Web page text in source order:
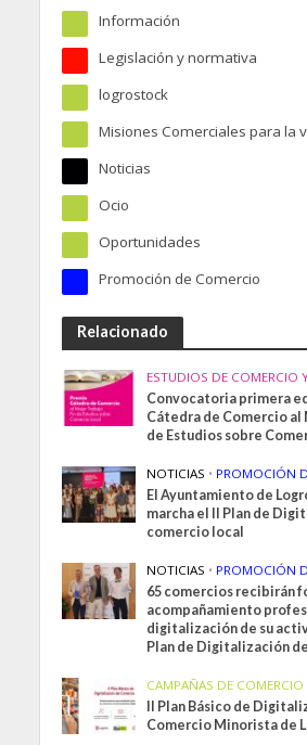
Información
Legislación y normativa
logrostock
Misiones Comerciales para la
Noticias
Ocio
Oportunidades
Promoción de Comercio
Relacionado
ESTUDIOS DE COMERCIO
Convocatoria primera
Cátedra de Comercio al
de Estudios sobre
NOTICIAS • PROMOCIÓN
El Ayuntamiento de
marcha el II Plan de
comercio local
NOTICIAS • PROMOCIÓN
65 comercios recibirán
acompañamiento
digitalización de su
Plan de Digitalización
CAMPAÑAS DE COMERCIO
II Plan Básico de
Comercio Minorista de